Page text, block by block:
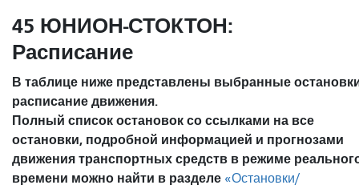
45 ЮНИОН-СТОКТОН:
Расписание
В таблице ниже представлены выбранные
расписание движения.
Полный список остановок со ссылками на все
остановки, подробной информацией и прогнозами
движения транспортных средств в режиме
времени можно найти в разделе «Остановки/